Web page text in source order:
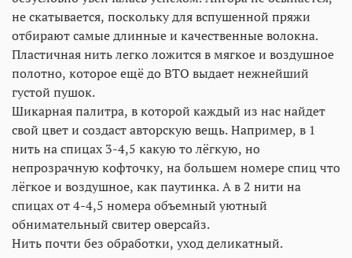
не скатывается, поскольку для вспушенной пряжи
отбирают самые длинные и качественные волокна.
Пластичная нить легко ложится в мягкое и воздушное
полотно, которое ещё до ВТО выдает нежнейший
густой пушок.
Шикарная палитра, в которой каждый из нас найдет
свой цвет и создаст авторскую вещь. Например, в 1
нить на спицах 3-4,5 какую то лёгкую, но
непрозрачную кофточку, на большем номере спиц что
лёгкое и воздушное, как паутинка. А в 2 нити на
спицах от 4-4,5 номера объемный уютный
обнимательный свитер оверсайз.
Нить почти без обработки, уход деликатный.